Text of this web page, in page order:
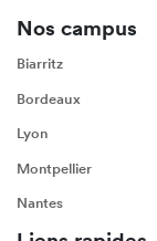
Nos campus
Biarritz
Bordeaux
Lyon
Montpellier
Nantes